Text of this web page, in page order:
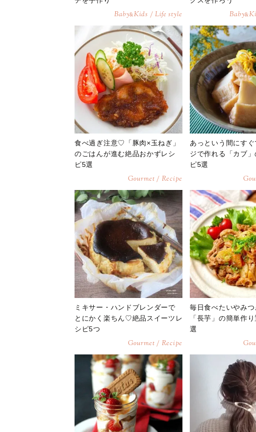
Baby&Kids / Life style Baby&
食べ過ぎ注意♡「豚肉×玉ねぎ」
のごはんが進む絶品おかずレシ
ピ5選
Gourmet / Recipe
あっという間にす
ジで作れる「カブ
ピ5選
ミキサー・ハンドブレンダーで
とにかく楽ちん♡絶品スイーツレ
シピ5つ
Gourmet / Recipe
毎日食べたいやみ
「長芋」の簡単作
選